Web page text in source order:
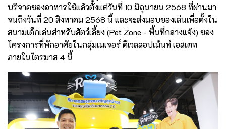
บริจาคซองอาหารใช้แล้วตั้งแต่วันที่ 10 มิถุนายน 2568 ที่ผ่านมา
จนถึงวันที่ 20 สิงหาคม 2568 นี้ และจะส่งมอบของเล่นเพื่อตั้งใน
สนามเด็กเล่นสำหรับสัตว์เลี้ยง (Pet Zone - พื้นที่กลางแจ้ง) ของ
โครงการที่พักอาศัยในกลุ่มเมเจอร์ ดีเวลลอปเม้นท์ เอสเตท
ภายในไตรมาส 4 นี้